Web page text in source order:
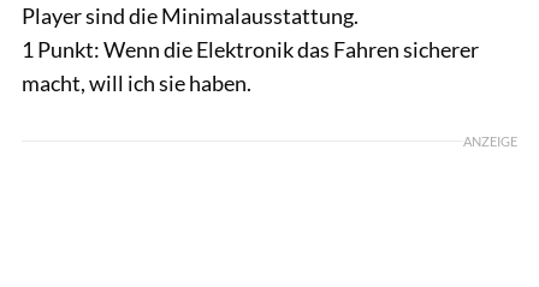
Player sind die Minimalausstattung.
1 Punkt: Wenn die Elektronik das Fahren sicherer
macht, will ich sie haben.
ANZEIGE